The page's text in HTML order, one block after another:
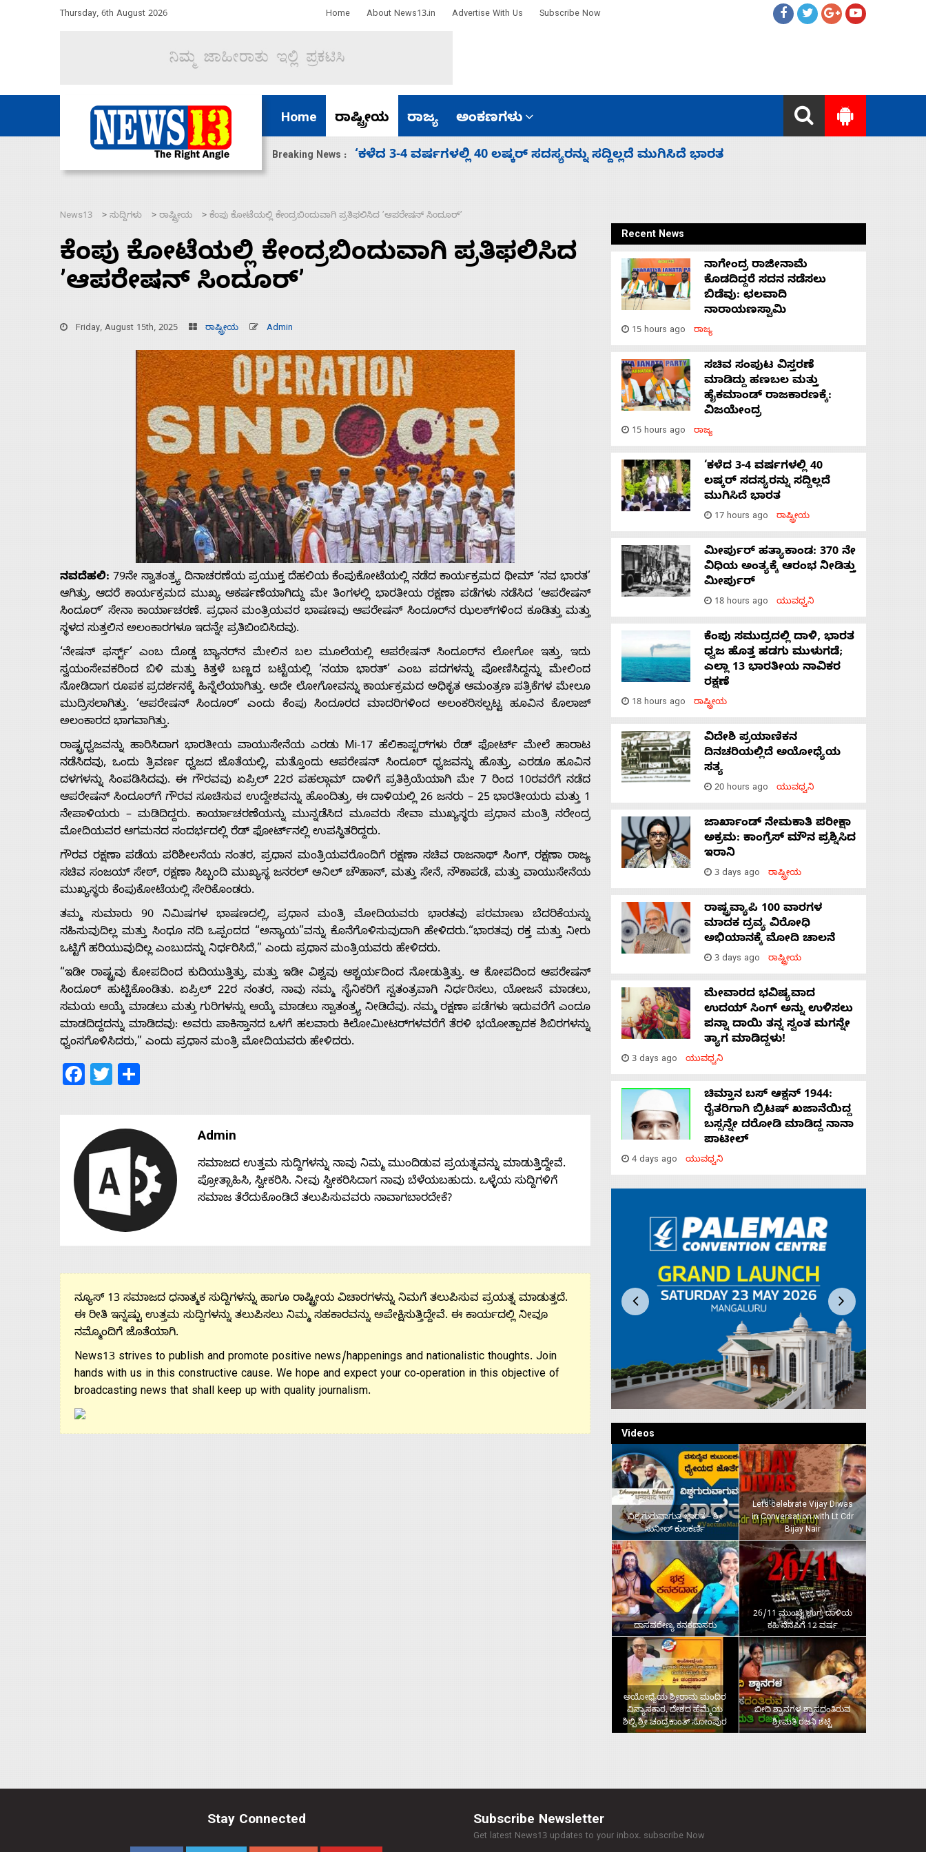
Thursday, 6th August 2026 Home About News13.in Advertise With Us Subscribe Now
Home ರಾಷ್ಟ್ರೀಯ ರಾಜ್ಯ ಅಂಕಣಗಳು
Breaking News :
ಹಣಬಲ ಮತ್ತು ಹೈಕಮಾಂಡ್ ರಾಜಕಾರಣಕ್ಕೆ: ವಿಜಯೇಂದ್ರ ‘ಕಳೆದ 3-4 ವರ್ಷಗಳಲ್ಲಿ 40 ಲಷ್ಕರ್ ಸದಸ್ಯರನ್ನು ಸದ್ದಿಲ್ಲದೆ ಮುಗಿಸಿದೆ ಭಾರತ
About
Advertise
Contact
News13 > ಸುದ್ದಿಗಳು > ರಾಷ್ಟ್ರೀಯ > ಕೆಂಪು ಕೋಟೆಯಲ್ಲಿ ಕೇಂದ್ರಬಿಂದುವಾಗಿ ಪ್ರತಿಫಲಿಸಿದ ʼಆಪರೇಷನ್ ಸಿಂದೂರ್ʼ
ಕೆಂಪು ಕೋಟೆಯಲ್ಲಿ ಕೇಂದ್ರಬಿಂದುವಾಗಿ ಪ್ರತಿಫಲಿಸಿದ
ʼಆಪರೇಷನ್ ಸಿಂದೂರ್ʼ
Friday, August 15th, 2025 ರಾಷ್ಟ್ರೀಯ Admin
ನವದೆಹಲಿ: 79ನೇ ಸ್ವಾತಂತ್ರ್ಯ ದಿನಾಚರಣೆಯ ಪ್ರಯುಕ್ತ ದೆಹಲಿಯ ಕೆಂಪುಕೋಟೆಯಲ್ಲಿ ನಡೆದ ಕಾರ್ಯಕ್ರಮದ ಥೀಮ್ ‘ನವ ಭಾರತ’
ಆಗಿತ್ತು, ಆದರೆ ಕಾರ್ಯಕ್ರಮದ ಮುಖ್ಯ ಆಕರ್ಷಣೆಯಾಗಿದ್ದು ಮೇ ತಿಂಗಳಲ್ಲಿ ಭಾರತೀಯ ರಕ್ಷಣಾ ಪಡೆಗಳು ನಡೆಸಿದ ‘ಆಪರೇಷನ್
ಸಿಂದೂರ್’ ಸೇನಾ ಕಾರ್ಯಾಚರಣೆ. ಪ್ರಧಾನ ಮಂತ್ರಿಯವರ ಭಾಷಣವು ಆಪರೇಷನ್ ಸಿಂದೂರ್‌ನ ಝಲಕ್‌ಗಳಿಂದ ಕೂಡಿತ್ತು ಮತ್ತು
ಸ್ಥಳದ ಸುತ್ತಲಿನ ಅಲಂಕಾರಗಳೂ ಇದನ್ನೇ ಪ್ರತಿಬಿಂಬಿಸಿದವು.
‘ನೇಷನ್ ಫರ್ಸ್ಟ್’ ಎಂಬ ದೊಡ್ಡ ಬ್ಯಾನರ್‌ನ ಮೇಲಿನ ಬಲ ಮೂಲೆಯಲ್ಲಿ ಆಪರೇಷನ್ ಸಿಂದೂರ್‌ನ ಲೋಗೋ ಇತ್ತು, ಇದು
ಸ್ವಯಂಸೇವಕರಿಂದ ಬಿಳಿ ಮತ್ತು ಕಿತ್ತಳೆ ಬಣ್ಣದ ಬಟ್ಟೆಯಲ್ಲಿ ‘ನಯಾ ಭಾರತ್’ ಎಂಬ ಪದಗಳನ್ನು ಪೋಣಿಸಿದ್ದನ್ನು ಮೇಲಿಂದ
ನೋಡಿದಾಗ ರೂಪಕ ಪ್ರದರ್ಶನಕ್ಕೆ ಹಿನ್ನೆಲೆಯಾಗಿತ್ತು. ಅದೇ ಲೋಗೋವನ್ನು ಕಾರ್ಯಕ್ರಮದ ಅಧಿಕೃತ ಆಮಂತ್ರಣ ಪತ್ರಿಕೆಗಳ ಮೇಲೂ
ಮುದ್ರಿಸಲಾಗಿತ್ತು. ‘ಆಪರೇಷನ್ ಸಿಂದೂರ್’ ಎಂದು ಕೆಂಪು ಸಿಂದೂರದ ಮಾದರಿಗಳಿಂದ ಅಲಂಕರಿಸಲ್ಪಟ್ಟ ಹೂವಿನ ಕೊಲಾಜ್
ಅಲಂಕಾರದ ಭಾಗವಾಗಿತ್ತು.
ರಾಷ್ಟ್ರಧ್ವಜವನ್ನು ಹಾರಿಸಿದಾಗ ಭಾರತೀಯ ವಾಯುಸೇನೆಯ ಎರಡು Mi-17 ಹೆಲಿಕಾಪ್ಟರ್‌ಗಳು ರೆಡ್ ಫೋರ್ಟ್ ಮೇಲೆ ಹಾರಾಟ
ನಡೆಸಿದವು, ಒಂದು ತ್ರಿವರ್ಣ ಧ್ವಜದ ಜೊತೆಯಲ್ಲಿ, ಮತ್ತೊಂದು ಆಪರೇಷನ್ ಸಿಂದೂರ್ ಧ್ವಜವನ್ನು ಹೊತ್ತು, ಎರಡೂ ಹೂವಿನ
ದಳಗಳನ್ನು ಸಿಂಪಡಿಸಿದವು. ಈ ಗೌರವವು ಏಪ್ರಿಲ್ 22ರ ಪಹಲ್ಗಾಮ್ ದಾಳಿಗೆ ಪ್ರತಿಕ್ರಿಯೆಯಾಗಿ ಮೇ 7 ರಿಂದ 10ರವರೆಗೆ ನಡೆದ
ಆಪರೇಷನ್ ಸಿಂದೂರ್‌ಗೆ ಗೌರವ ಸೂಚಿಸುವ ಉದ್ದೇಶವನ್ನು ಹೊಂದಿತ್ತು, ಈ ದಾಳಿಯಲ್ಲಿ 26 ಜನರು – 25 ಭಾರತೀಯರು ಮತ್ತು 1
ನೇಪಾಳಿಯರು – ಮಡಿದಿದ್ದರು. ಕಾರ್ಯಾಚರಣೆಯನ್ನು ಮುನ್ನಡೆಸಿದ ಮೂವರು ಸೇವಾ ಮುಖ್ಯಸ್ಥರು ಪ್ರಧಾನ ಮಂತ್ರಿ ನರೇಂದ್ರ
ಮೋದಿಯವರ ಆಗಮನದ ಸಂದರ್ಭದಲ್ಲಿ ರೆಡ್ ಫೋರ್ಟ್‌ನಲ್ಲಿ ಉಪಸ್ಥಿತರಿದ್ದರು.
ಗೌರವ ರಕ್ಷಣಾ ಪಡೆಯ ಪರಿಶೀಲನೆಯ ನಂತರ, ಪ್ರಧಾನ ಮಂತ್ರಿಯವರೊಂದಿಗೆ ರಕ್ಷಣಾ ಸಚಿವ ರಾಜನಾಥ್ ಸಿಂಗ್, ರಕ್ಷಣಾ ರಾಜ್ಯ
ಸಚಿವ ಸಂಜಯ್ ಸೇಠ್, ರಕ್ಷಣಾ ಸಿಬ್ಬಂದಿ ಮುಖ್ಯಸ್ಥ ಜನರಲ್ ಅನಿಲ್ ಚೌಹಾನ್, ಮತ್ತು ಸೇನೆ, ನೌಕಾಪಡೆ, ಮತ್ತು ವಾಯುಸೇನೆಯ
ಮುಖ್ಯಸ್ಥರು ಕೆಂಪುಕೋಟೆಯಲ್ಲಿ ಸೇರಿಕೊಂಡರು.
ತಮ್ಮ ಸುಮಾರು 90 ನಿಮಿಷಗಳ ಭಾಷಣದಲ್ಲಿ, ಪ್ರಧಾನ ಮಂತ್ರಿ ಮೋದಿಯವರು ಭಾರತವು ಪರಮಾಣು ಬೆದರಿಕೆಯನ್ನು
ಸಹಿಸುವುದಿಲ್ಲ ಮತ್ತು ಸಿಂಧೂ ನದಿ ಒಪ್ಪಂದದ “ಅನ್ಯಾಯ”ವನ್ನು ಕೊನೆಗೊಳಿಸುವುದಾಗಿ ಹೇಳಿದರು.“ಭಾರತವು ರಕ್ತ ಮತ್ತು ನೀರು
ಒಟ್ಟಿಗೆ ಹರಿಯುವುದಿಲ್ಲ ಎಂಬುದನ್ನು ನಿರ್ಧರಿಸಿದೆ,” ಎಂದು ಪ್ರಧಾನ ಮಂತ್ರಿಯವರು ಹೇಳಿದರು.
“ಇಡೀ ರಾಷ್ಟ್ರವು ಕೋಪದಿಂದ ಕುದಿಯುತ್ತಿತ್ತು, ಮತ್ತು ಇಡೀ ವಿಶ್ವವು ಆಶ್ಚರ್ಯದಿಂದ ನೋಡುತ್ತಿತ್ತು. ಆ ಕೋಪದಿಂದ ಆಪರೇಷನ್
ಸಿಂದೂರ್ ಹುಟ್ಟಿಕೊಂಡಿತು. ಏಪ್ರಿಲ್ 22ರ ನಂತರ, ನಾವು ನಮ್ಮ ಸೈನಿಕರಿಗೆ ಸ್ವತಂತ್ರವಾಗಿ ನಿರ್ಧರಿಸಲು, ಯೋಜನೆ ಮಾಡಲು,
ಸಮಯ ಆಯ್ಕೆ ಮಾಡಲು ಮತ್ತು ಗುರಿಗಳನ್ನು ಆಯ್ಕೆ ಮಾಡಲು ಸ್ವಾತಂತ್ರ್ಯ ನೀಡಿದೆವು. ನಮ್ಮ ರಕ್ಷಣಾ ಪಡೆಗಳು ಇದುವರೆಗೆ ಎಂದೂ
ಮಾಡದಿದ್ದದನ್ನು ಮಾಡಿದವು: ಅವರು ಪಾಕಿಸ್ತಾನದ ಒಳಗೆ ಹಲವಾರು ಕಿಲೋಮೀಟರ್‌ಗಳವರೆಗೆ ತೆರಳಿ ಭಯೋತ್ಪಾದಕ ಶಿಬಿರಗಳನ್ನು
ಧ್ವಂಸಗೊಳಿಸಿದರು,” ಎಂದು ಪ್ರಧಾನ ಮಂತ್ರಿ ಮೋದಿಯವರು ಹೇಳಿದರು.
Facebook
Twitter
Admin
ಸಮಾಜದ ಉತ್ತಮ ಸುದ್ದಿಗಳನ್ನು ನಾವು ನಿಮ್ಮ ಮುಂದಿಡುವ ಪ್ರಯತ್ನವನ್ನು ಮಾಡುತ್ತಿದ್ದೇವೆ.
ಪ್ರೋತ್ಸಾಹಿಸಿ, ಸ್ವೀಕರಿಸಿ. ನೀವು ಸ್ವೀಕರಿಸಿದಾಗ ನಾವು ಬೆಳೆಯಬಹುದು. ಒಳ್ಳೆಯ ಸುದ್ದಿಗಳಿಗೆ
ಸಮಾಜ ತೆರೆದುಕೊಂಡಿದೆ ತಲುಪಿಸುವವರು ನಾವಾಗಬಾರದೇಕೆ?
ನ್ಯೂಸ್ 13 ಸಮಾಜದ ಧನಾತ್ಮಕ ಸುದ್ದಿಗಳನ್ನು ಹಾಗೂ ರಾಷ್ಟ್ರೀಯ ವಿಚಾರಗಳನ್ನು ನಿಮಗೆ ತಲುಪಿಸುವ ಪ್ರಯತ್ನ ಮಾಡುತ್ತದೆ.
ಈ ರೀತಿ ಇನ್ನಷ್ಟು ಉತ್ತಮ ಸುದ್ದಿಗಳನ್ನು ತಲುಪಿಸಲು ನಿಮ್ಮ ಸಹಕಾರವನ್ನು ಅಪೇಕ್ಷಿಸುತ್ತಿದ್ದೇವೆ. ಈ ಕಾರ್ಯದಲ್ಲಿ ನೀವೂ
ನಮ್ಮೊಂದಿಗೆ ಜೊತೆಯಾಗಿ.
News13 strives to publish and promote positive news/happenings and nationalistic thoughts. Join
hands with us in this constructive cause. We hope and expect your co-operation in this objective of
broadcasting news that shall keep up with quality journalism.
Recent News
ನಾಗೇಂದ್ರ ರಾಜೀನಾಮೆ
ಕೊಡದಿದ್ದರೆ ಸದನ ನಡೆಸಲು
ಬಿಡೆವು: ಛಲವಾದಿ
ನಾರಾಯಣಸ್ವಾಮಿ
15 hours ago ರಾಜ್ಯ
ಸಚಿವ ಸಂಪುಟ ವಿಸ್ತರಣೆ
ಮಾಡಿದ್ದು ಹಣಬಲ ಮತ್ತು
ಹೈಕಮಾಂಡ್ ರಾಜಕಾರಣಕ್ಕೆ:
ವಿಜಯೇಂದ್ರ
15 hours ago ರಾಜ್ಯ
‘ಕಳೆದ 3-4 ವರ್ಷಗಳಲ್ಲಿ 40
ಲಷ್ಕರ್ ಸದಸ್ಯರನ್ನು ಸದ್ದಿಲ್ಲದೆ
ಮುಗಿಸಿದೆ ಭಾರತ
17 hours ago ರಾಷ್ಟ್ರೀಯ
ಮೀರ್ಪುರ್ ಹತ್ಯಾಕಾಂಡ: 370 ನೇ
ವಿಧಿಯ ಅಂತ್ಯಕ್ಕೆ ಆರಂಭ ನೀಡಿತ್ತು
ಮೀರ್ಪುರ್
18 hours ago ಯುವಧ್ವನಿ
ಕೆಂಪು ಸಮುದ್ರದಲ್ಲಿ ದಾಳಿ, ಭಾರತ
ಧ್ವಜ ಹೊತ್ತ ಹಡಗು ಮುಳುಗಡೆ;
ಎಲ್ಲಾ 13 ಭಾರತೀಯ ನಾವಿಕರ
ರಕ್ಷಣೆ
18 hours ago ರಾಷ್ಟ್ರೀಯ
ವಿದೇಶಿ ಪ್ರಯಾಣಿಕನ
ದಿನಚರಿಯಲ್ಲಿದೆ ಅಯೋಧ್ಯೆಯ
ಸತ್ಯ
20 hours ago ಯುವಧ್ವನಿ
ಜಾರ್ಖಾಂಡ್‌ ನೇಮಕಾತಿ ಪರೀಕ್ಷಾ
ಅಕ್ರಮ: ಕಾಂಗ್ರೆಸ್‌ ಮೌನ ಪ್ರಶ್ನಿಸಿದ
ಇರಾನಿ
3 days ago ರಾಷ್ಟ್ರೀಯ
ರಾಷ್ಟ್ರವ್ಯಾಪಿ 100 ವಾರಗಳ
ಮಾದಕ ದ್ರವ್ಯ ವಿರೋಧಿ
ಅಭಿಯಾನಕ್ಕೆ ಮೋದಿ ಚಾಲನೆ
3 days ago ರಾಷ್ಟ್ರೀಯ
ಮೇವಾರದ ಭವಿಷ್ಯವಾದ
ಉದಯ್ ಸಿಂಗ್ ಅನ್ನು ಉಳಿಸಲು
ಪನ್ನಾ ದಾಯಿ ತನ್ನ ಸ್ವಂತ ಮಗನ್ನೇ
ತ್ಯಾಗ ಮಾಡಿದ್ದಳು!
3 days ago ಯುವಧ್ವನಿ
ಚಿಮ್ತಾನ ಬಸ್ ಆಕ್ಷನ್ 1944:
ರೈತರಿಗಾಗಿ ಬ್ರಿಟಷ್‌ ಖಜಾನೆಯಿದ್ದ
ಬಸ್ಸನ್ನೇ ದರೋಡಿ ಮಾಡಿದ್ದ ನಾನಾ
ಪಾಟೀಲ್
4 days ago ಯುವಧ್ವನಿ
Videos
ವಿಶ್ವಗುರುವಾಗುತ್ತ ಭಾರತ – ಶ್ರೀ
ಸುನೀಲ್‌ ಕುಲಕರ್ಣಿ
Lets celebrate Vijay Diwas
in Conversation with Lt Cdr
Bijay Nair
ದಾಸವರೇಣ್ಯ ಕನಕದಾಸರು
26/11 ಮುಂಬೈ ಉಗ್ರ ದಾಳಿಯ
ಕಹಿ ನೆನಪಿಗೆ 12 ವರ್ಷ
ಅಯೋಧ್ಯೆಯ ಶ್ರೀರಾಮ ಮಂದಿರ
ವಿನ್ಯಾಸಕಾರ, ದೇಶದ ಹೆಮ್ಮೆಯ
ಶಿಲ್ಪಿ ಶ್ರೀ ಚಂದ್ರಕಾಂತ್‌ ಸೋಂಪುರ
ಬೀದಿ ಶ್ವಾನಗಳ ಶ್ವಾಸದಂತಿರುವ
ಶ್ರೀಮತಿ ರಜನಿ ಶೆಟ್ಟಿ
Stay Connected Subscribe Newsletter
Get latest News13 updates to your inbox. subscribe Now